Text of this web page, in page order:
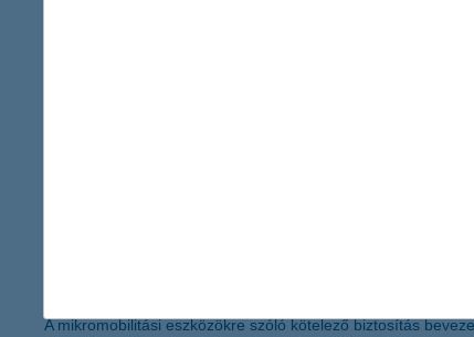
A mikromobilitási eszközökre szóló kötelező biztosítás